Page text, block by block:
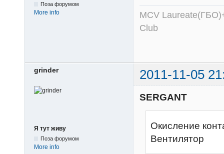
Поза форумом
More info
MCV
Club
grinder 2011-11-05
Я тут живу
Поза форумом
More info
SERGANT
Окисление
Вентилятор